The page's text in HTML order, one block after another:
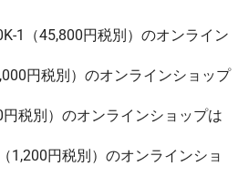
1（45,800円税別）のオンライン
円税別）のオンラインショップ
税別）のオンラインショップは
1,200円税別）のオンラインショ